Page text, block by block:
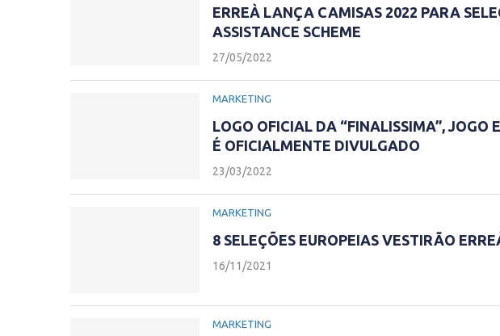
ERREÀ LANÇA CAMISAS 2022 PARA
ASSISTANCE SCHEME
27/05/2022
MARKETING
LOGO OFICIAL DA “FINALISSIMA”, JOGO
É OFICIALMENTE DIVULGADO
23/03/2022
MARKETING
8 SELEÇÕES EUROPEIAS VESTIRÃO
16/11/2021
MARKETING